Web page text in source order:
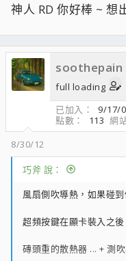
神人 RD 你好棒 ~ 想
soothepain
full loading
已加入
9/17/
點數
113 網
8/30/12
巧斧 說：
風扇側吹導熱，如果碰
超頻按鍵在顯卡裝入之
磚頭重的散熱器 ... + 測